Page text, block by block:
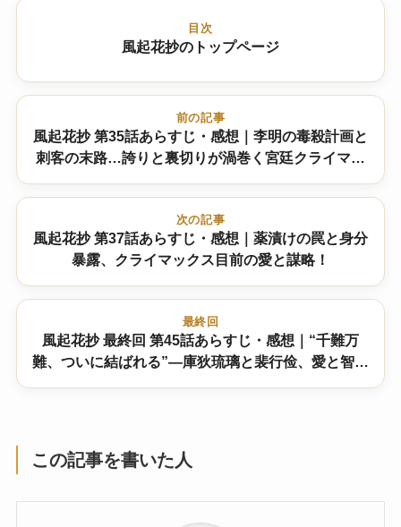
目次
風起花抄のトップページ
前の記事
風起花抄 第35話あらすじ・感想｜李明の毒殺計画と
刺客の末路…誇りと裏切りが渦巻く宮廷クライマッ
次の記事
風起花抄 第37話あらすじ・感想｜薬漬けの罠と身分
暴露、クライマックス目前の愛と謀略！
最終回
風起花抄 最終回 第45話あらすじ・感想｜“千難万
難、ついに結ばれる”―庫狄琉璃と裴行俭、愛と智恵
この記事を書いた人